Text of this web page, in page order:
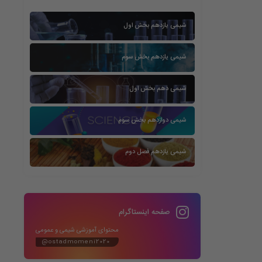
شیمی یازدهم بخش اول
شیمی یازدهم بخش سوم
شیمی دهم بخش اول
شیمی دوازدهم بخش سوم
شیمی یازدهم فصل دوم
صفحه اینستاگرام
محتوای آموزشی شیمی و عمومی
@ostadmomeni2020